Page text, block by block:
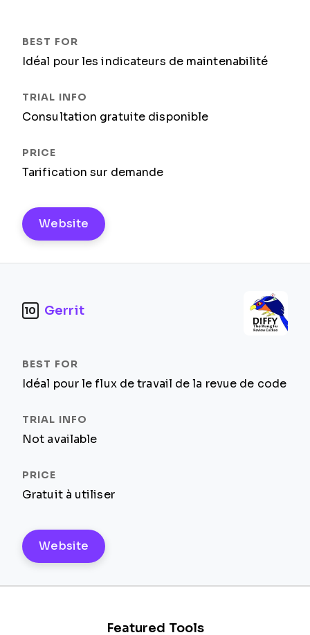
Idéal pour les indicateurs de maintenabilité
Consultation gratuite disponible
Tarification sur demande
Website
10 Gerrit
Idéal pour le flux de travail de la revue de code
Not available
Gratuit à utiliser
Website
Featured Tools